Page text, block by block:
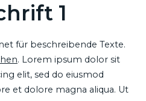
1
für beschreibende Texte.
. Lorem ipsum dolor sit
elit, sed do eiusmod
et dolore magna aliqua. Ut